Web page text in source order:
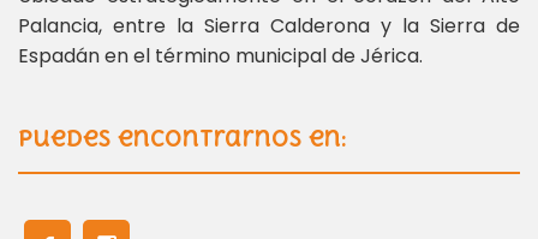
Palancia, entre la Sierra Calderona y la Sierra de
Espadán en el término municipal de Jérica.
Puedes encontrarnos en: